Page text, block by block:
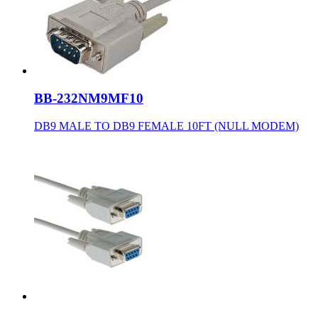
BB-232NM9MF10
DB9 MALE TO DB9 FEMALE 10FT (NULL MODEM)